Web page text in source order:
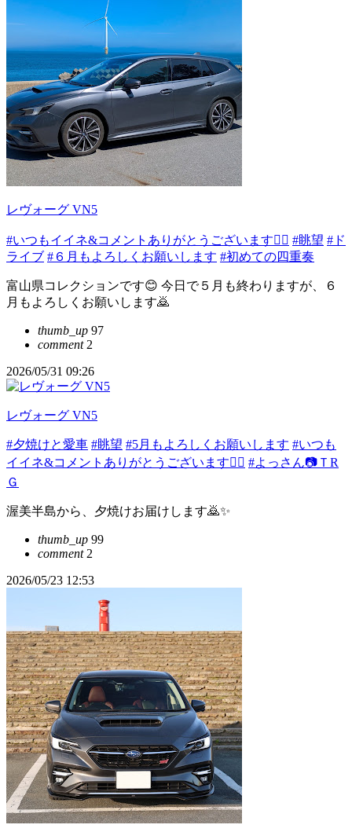
レヴォーグ VN5
#いつもイイネ&コメントありがとうございます🙇‍♂️ #眺望 #ド
ライブ #６月もよろしくお願いします #初めての四重奏
富山県コレクションです😊 今日で５月も終わりますが、６
月もよろしくお願いします🙇
thumb_up 97
comment2
2026/05/31 09:26
レヴォーグ VN5
#夕焼けと愛車 #眺望 #5月もよろしくお願いします #いつも
イイネ&コメントありがとうございます🙇‍♂️ #よっさん📷ＴR
Ｇ
渥美半島から、夕焼けお届けします🙇✨
thumb_up 99
comment2
2026/05/23 12:53